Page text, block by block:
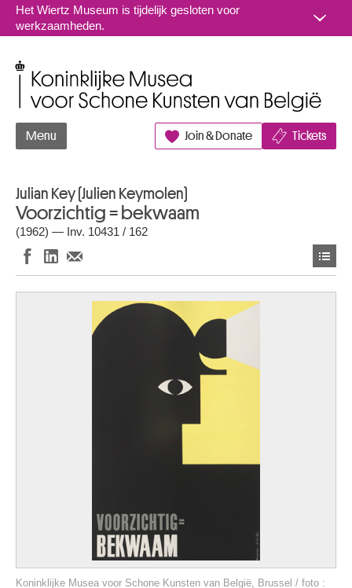
Naar inhoud
Het Wiertz Museum is tijdelijk gesloten voor
werkzaamheden.
Menu Join & Donate Tickets
Julian Key (Julien Keymolen)
Voorzichtig = bekwaam
(1962) — Inv. 10431 / 162
Koninklijke Musea voor Schone Kunsten van België, Brussel / foto :